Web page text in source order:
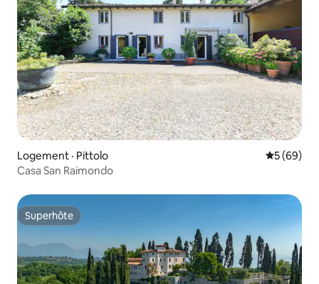
Logement · Pittolo Note
5 (69)
Casa San Raimondo
Superhôte
Superhôte